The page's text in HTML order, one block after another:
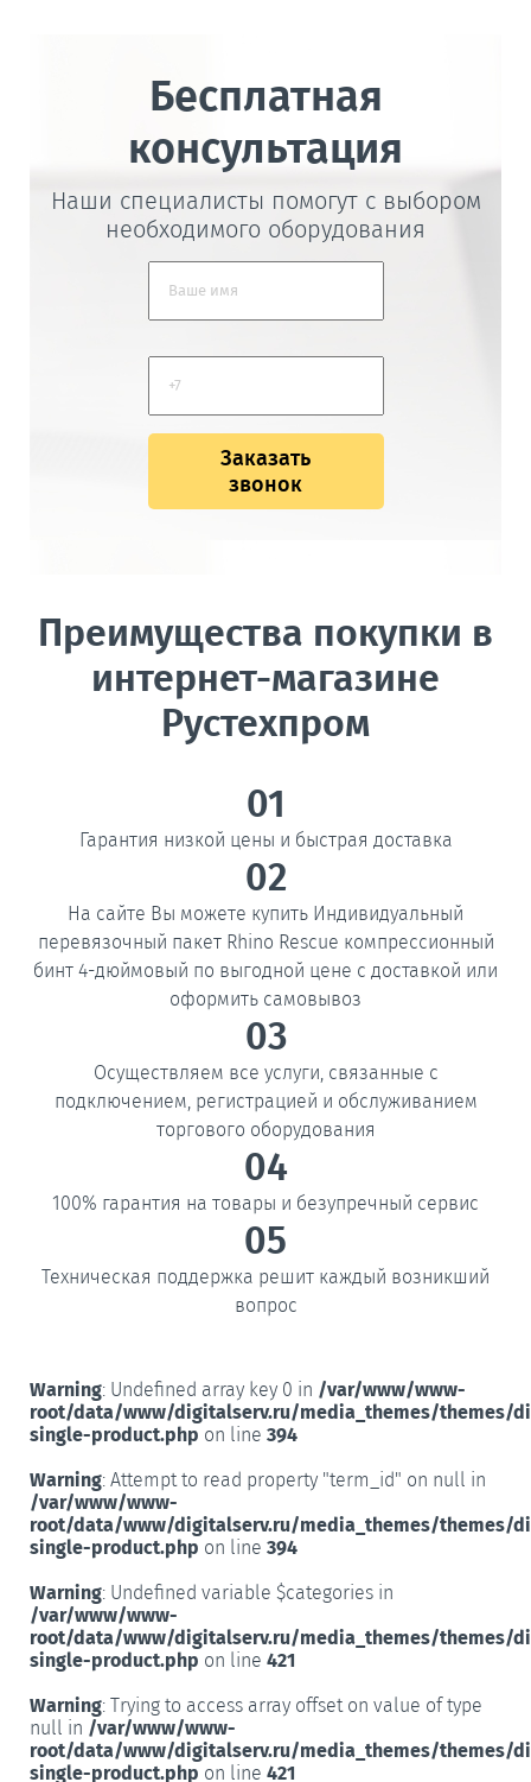
Бесплатная
консультация
Наши специалисты помогут с выбором
необходимого оборудования
Заказать
звонок
Преимущества покупки в
интернет-магазине
Рустехпром
01
Гарантия низкой цены и быстрая доставка
02
На сайте Вы можете купить Индивидуальный
перевязочный пакет Rhino Rescue компрессионный
бинт 4-дюймовый по выгодной цене с доставкой или
оформить самовывоз
03
Осуществляем все услуги, связанные с
подключением, регистрацией и обслуживанием
торгового оборудования
04
100% гарантия на товары и безупречный сервис
05
Техническая поддержка решит каждый возникший
вопрос
Warning: Undefined array key 0 in /var/www/www-
root/data/www/digitalserv.ru/media_themes/themes/
single-product.php on line 394
Warning: Attempt to read property "term_id" on null in
/var/www/www-
root/data/www/digitalserv.ru/media_themes/themes/
single-product.php on line 394
Warning: Undefined variable $categories in
/var/www/www-
root/data/www/digitalserv.ru/media_themes/themes/
single-product.php on line 421
Warning: Trying to access array offset on value of type
null in /var/www/www-
root/data/www/digitalserv.ru/media_themes/themes/
single-product.php on line 421